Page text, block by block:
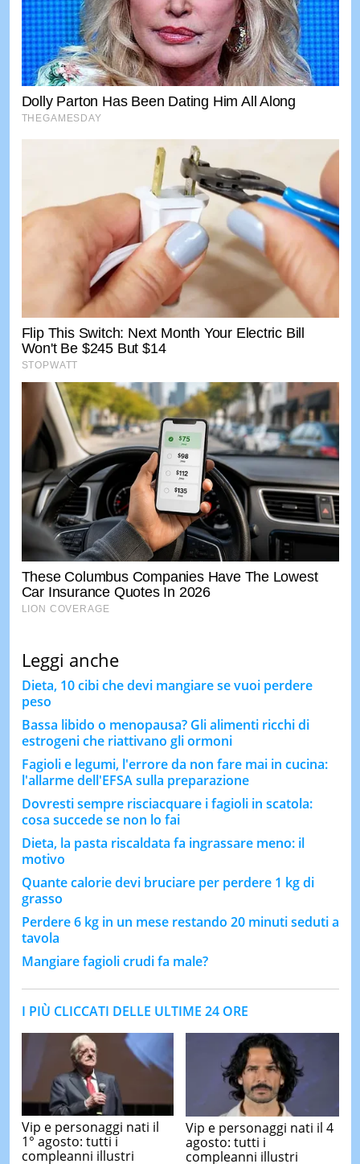
Leggi anche
Dieta, 10 cibi che devi mangiare se vuoi perdere
peso
Bassa libido o menopausa? Gli alimenti ricchi di
estrogeni che riattivano gli ormoni
Fagioli e legumi, l'errore da non fare mai in cucina:
l'allarme dell'EFSA sulla preparazione
Dovresti sempre risciacquare i fagioli in scatola:
cosa succede se non lo fai
Dieta, la pasta riscaldata fa ingrassare meno: il
motivo
Quante calorie devi bruciare per perdere 1 kg di
grasso
Perdere 6 kg in un mese restando 20 minuti seduti a
tavola
Mangiare fagioli crudi fa male?
I PIÙ CLICCATI DELLE ULTIME 24 ORE
Vip e personaggi nati il
1° agosto: tutti i
compleanni illustri
Vip e personaggi nati il 4
agosto: tutti i
compleanni illustri